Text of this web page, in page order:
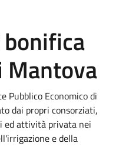
Mantova
Pubblico Economico di
dai propri consorziati,
ed attività privata nei
e della